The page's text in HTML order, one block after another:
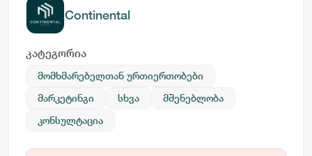
Continental
კატეგორია
მომხმარებელთან ურთიერთობები
მარკეტინგი
სხვა
მშენებლობა
კონსულტაცია